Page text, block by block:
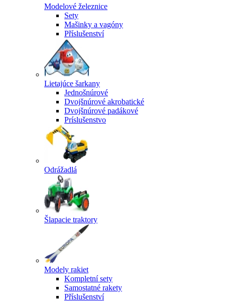
Modelové železnice
Sety
Mašinky a vagóny
Příslušenství
Lietajúce šarkany
Jednošnúrové
Dvojšnúrové akrobatické
Dvojšnúrové padákové
Príslušenstvo
Odrážadlá
Šlapacie traktory
Modely rakiet
Kompletní sety
Samostatné rakety
Příslušenství